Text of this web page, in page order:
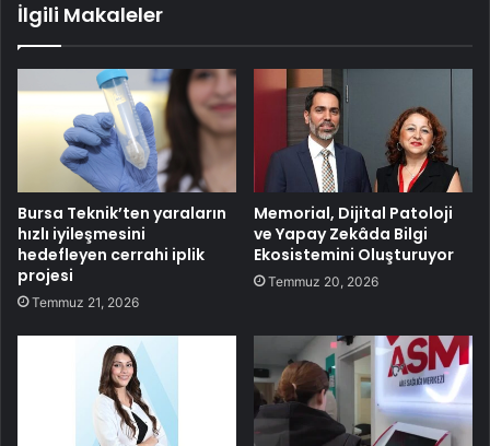
İlgili Makaleler
Bursa Teknik’ten yaraların
hızlı iyileşmesini
hedefleyen cerrahi iplik
projesi
Temmuz 21, 2026
Memorial, Dijital Patoloji
ve Yapay Zekâda Bilgi
Ekosistemini Oluşturuyor
Temmuz 20, 2026